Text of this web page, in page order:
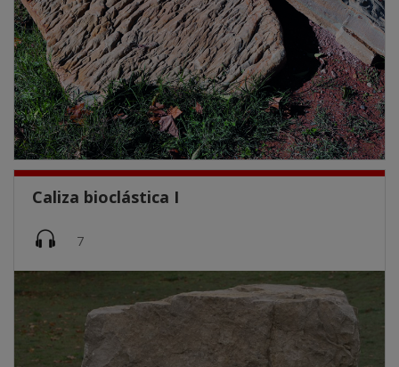
Caliza bioclástica I
Imatge 7